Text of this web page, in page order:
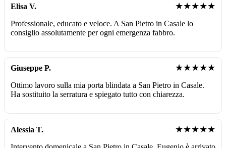
Elisa V. ★★★★★
Professionale, educato e veloce. A San Pietro in Casale lo
consiglio assolutamente per ogni emergenza fabbro.
Giuseppe P. ★★★★★
Ottimo lavoro sulla mia porta blindata a San Pietro in Casale.
Ha sostituito la serratura e spiegato tutto con chiarezza.
Alessia T. ★★★★★